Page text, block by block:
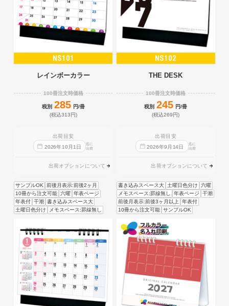
NS101
レインボーカラー
100冊注文時価格
税別 285 円/冊
(税込313円)
出荷目安
2026年10 月 1 日
迄に
出荷
出荷オプションについて
サンプルOK
前後月表示:前後2ヶ月
10冊から注文可能 六曜 年表ページ
年表付 干潮 書き込みスペース大
土曜日色分け
メモスペース:罫線無し
NS102
THE DESK
100冊注文時価格
税別 245 円/冊
(税込269円)
出荷目安
2026年9 月 14日
迄に
出荷
出荷オプションについて
書き込みスペース大 土曜日色分け
六曜
メモスペース:罫線無し
年表ページ
干潮
前後月表示:前後3ヶ月以上
年表付
10冊から注文可能 サンプルOK